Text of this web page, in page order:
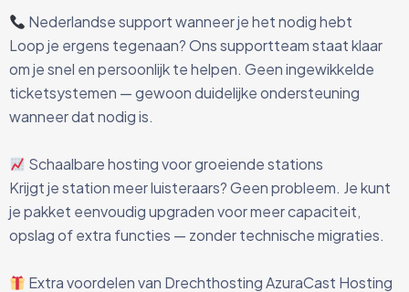
Nederlandse support wanneer je het nodig hebt
Loop je ergens tegenaan? Ons supportteam staat klaar
om je snel en persoonlijk te helpen. Geen ingewikkelde
ticketsystemen — gewoon duidelijke ondersteuning
wanneer dat nodig is.
Schaalbare hosting voor groeiende stations
Krijgt je station meer luisteraars? Geen probleem. Je kunt
je pakket eenvoudig upgraden voor meer capaciteit,
opslag of extra functies — zonder technische migraties.
Extra voordelen van Drechthosting AzuraCast Hosting